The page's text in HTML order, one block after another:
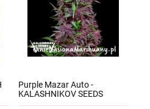
Purple Mazar Auto -
KALASHNIKOV SEEDS